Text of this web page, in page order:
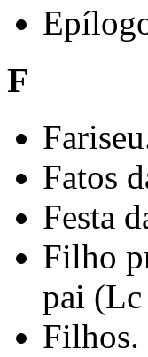
F
Fatos
Festa
Filho
pai
Filhos.